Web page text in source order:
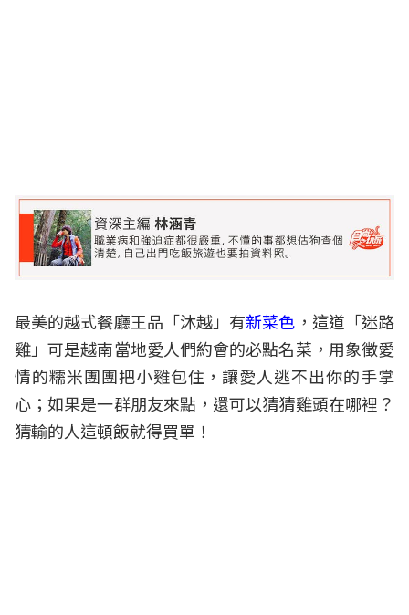
最美的越式餐廳王品「沐越」有新菜色 ，這道「迷路
雞」可是越南當地愛人們約會的必點名菜，用象徵愛
情的糯米團團把小雞包住，讓愛人逃不出你的手掌
心；如果是一群朋友來點，還可以猜猜雞頭在哪裡？
猜輸的人這頓飯就得買單！